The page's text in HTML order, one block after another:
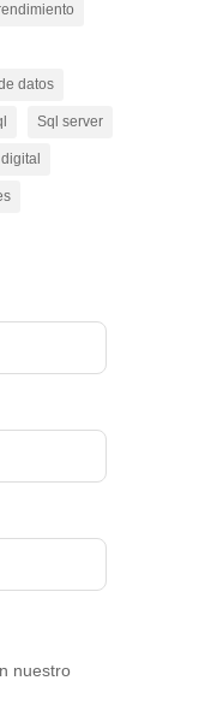
datos
Sql server